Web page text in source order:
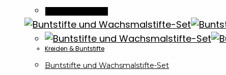
Kreiden & Buntstifte
Buntstifte und Wachsmalstifte-Set